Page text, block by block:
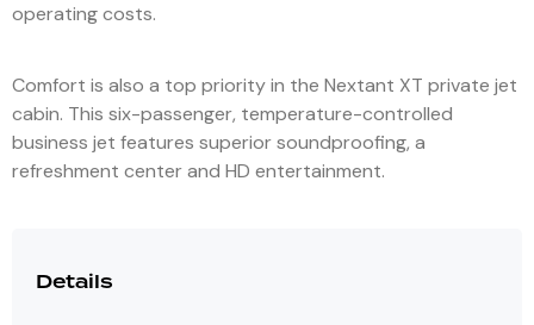
Details
operating costs.
Comfort is also a top priority in the Nextant XT private jet
cabin. This six-passenger, temperature-controlled
business jet features superior soundproofing, a
refreshment center and HD entertainment.